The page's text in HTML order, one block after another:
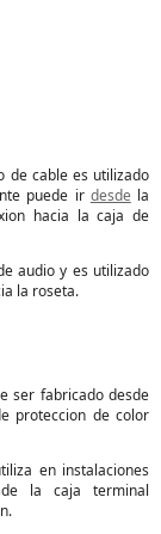
de cable es utilizado
puede ir desde la
hacia la caja de
audio y es utilizado
la roseta.
ser fabricado desde
proteccion de color
en instalaciones
la caja terminal